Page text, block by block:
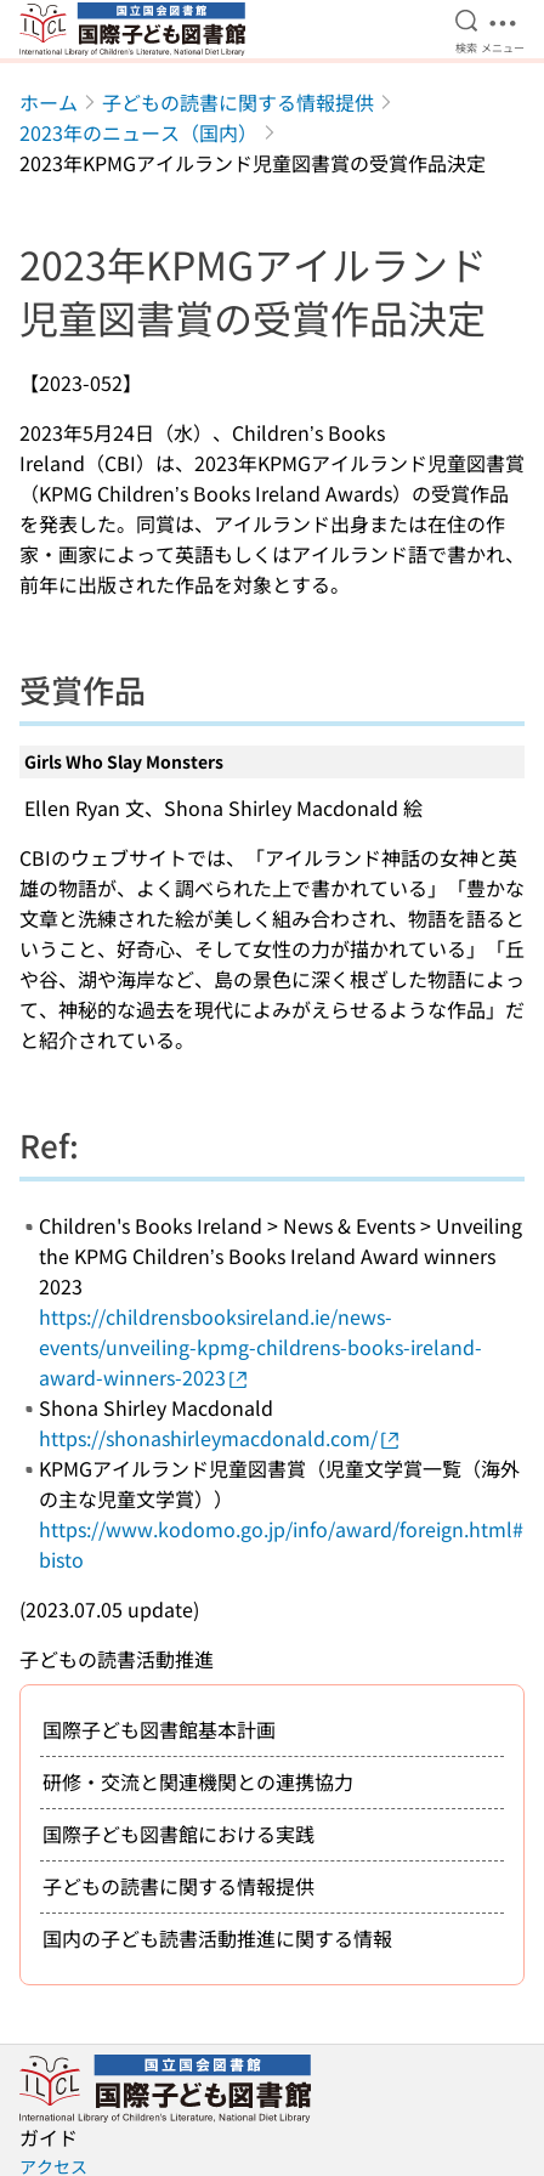
本文へ移動
検索を
検索 メ
メニュー
ホーム
子どもの読書に関する情報提供
2023年のニュース（国内）
2023年KPMGアイルランド児童図書賞の受賞作品決定
2023年KPMGアイルランド
児童図書賞の受賞作品決定
【2023-052】
2023年5月24日（水）、Children’s Books
Ireland（CBI）は、2023年KPMGアイルランド児童図書賞
（KPMG Children’s Books Ireland Awards）の受賞作品
を発表した。同賞は、アイルランド出身または在住の作
家・画家によって英語もしくはアイルランド語で書かれ、
前年に出版された作品を対象とする。
受賞作品
Girls Who Slay Monsters
Ellen Ryan 文、Shona Shirley Macdonald 絵
CBIのウェブサイトでは、「アイルランド神話の女神と英
雄の物語が、よく調べられた上で書かれている」「豊かな
文章と洗練された絵が美しく組み合わされ、物語を語ると
いうこと、好奇心、そして女性の力が描かれている」「丘
や谷、湖や海岸など、島の景色に深く根ざした物語によっ
て、神秘的な過去を現代によみがえらせるような作品」だ
と紹介されている。
Ref:
Children's Books Ireland > News & Events > Unveiling
the KPMG Children’s Books Ireland Award winners
2023
https://childrensbooksireland.ie/news-
events/unveiling-kpmg-childrens-books-ireland-
award-winners-2023
Shona Shirley Macdonald
https://shonashirleymacdonald.com/
KPMGアイルランド児童図書賞（児童文学賞一覧（海外
の主な児童文学賞））
https://www.kodomo.go.jp/info/award/foreign.html#
bisto
(2023.07.05 update)
子どもの読書活動推進
国際子ども図書館基本計画
研修・交流と関連機関との連携協力
国際子ども図書館における実践
子どもの読書に関する情報提供
国内の子ども読書活動推進に関する情報
ガイド
アクセス